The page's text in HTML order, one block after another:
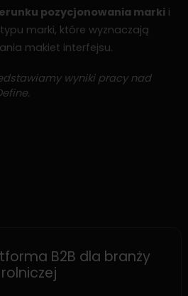
pozycjonowania marki i
marki, które wyznaczają
makiet interfejsu.
wyniki pracy nad
B2B dla branży
rolniczej